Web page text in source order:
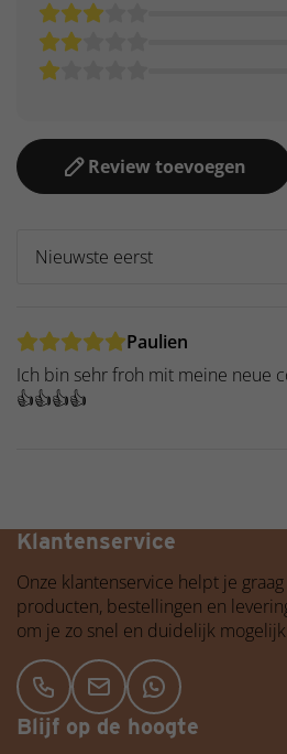
Review toevoegen
Paulien
Ich bin sehr froh mit meine neue
👍👍👍👍
Klantenservice
Onze klantenservice helpt je
producten, bestellingen en
om je zo snel en duidelijk
Blijf op de hoogte